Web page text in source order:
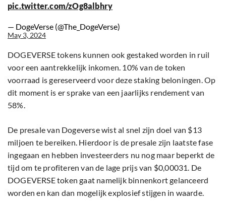
pic.twitter.com/zOg8albhry
— DogeVerse (@The_DogeVerse)
May 3, 2024
DOGEVERSE tokens kunnen ook gestaked worden in ruil
voor een aantrekkelijk inkomen. 10% van de token
voorraad is gereserveerd voor deze staking beloningen. Op
dit moment is er sprake van een jaarlijks rendement van
58%.
De presale van Dogeverse wist al snel zijn doel van $13
miljoen te bereiken. Hierdoor is de presale zijn laatste fase
ingegaan en hebben investeerders nu nog maar beperkt de
tijd om te profiteren van de lage prijs van $0,00031. De
DOGEVERSE token gaat namelijk binnenkort gelanceerd
worden en kan dan mogelijk explosief stijgen in waarde.